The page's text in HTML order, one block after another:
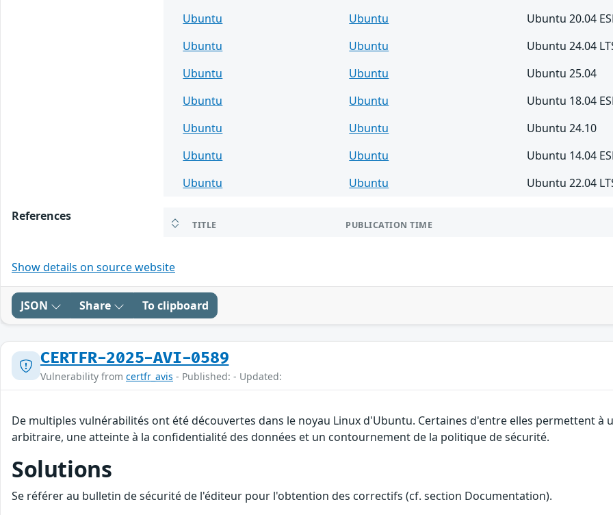
Ubuntu
Ubuntu
Ubuntu 20.04
Ubuntu
Ubuntu
Ubuntu 24.04
Ubuntu
Ubuntu
Ubuntu 25.04
Ubuntu
Ubuntu
Ubuntu 18.04
Ubuntu
Ubuntu
Ubuntu 24.10
Ubuntu
Ubuntu
Ubuntu 14.04
Ubuntu
Ubuntu Ubuntu 22.04
References
TITLE PUBLICATION TIME
Show details on source website
JSON Share To clipboard
CERTFR-2025-AVI-0589
Vulnerability from certfr_avis - Published: - Updated:
De multiples vulnérabilités ont été découvertes dans le noyau Linux d'Ubuntu. Certaines d'entre elles permettent
arbitraire, une atteinte à la confidentialité des données et un contournement de la politique de sécurité.
Solutions
Se référer au bulletin de sécurité de l'éditeur pour l'obtention des correctifs (cf. section Documentation).